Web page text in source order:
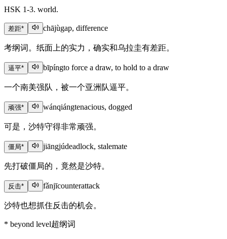
HSK 1-3. world.
差距* chājùgap, difference
考纲词。纸面上的实力，确实和乌拉圭有差距。
逼平* bīpíngto force a draw, to hold to a draw
一个南美强队，被一个亚洲队逼平。
顽强* wánqiángtenacious, dogged
可是，沙特守得非常顽强。
僵局* jiāngjúdeadlock, stalemate
先打破僵局的，竟然是沙特。
反击* fǎnjīcounterattack
沙特也想抓住反击的机会。
* beyond level超纲词